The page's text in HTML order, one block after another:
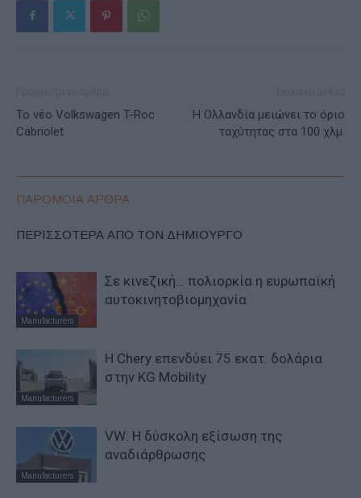
Το νέο Volkswagen T-Roc
Cabriolet
Η Ολλανδία μειώνει το όριο
ταχύτητας στα 100 χλμ.
ΠΑΡΟΜΟΙΑ ΑΡΘΡΑ
ΠΕΡΙΣΣΟΤΕΡΑ ΑΠΟ ΤΟΝ ΔΗΜΙΟΥΡΓΟ
Manufacturers
Σε κινεζική… πολιορκία η ευρωπαϊκή
αυτοκινητοβιομηχανία
Manufacturers
Η Chery επενδύει 75 εκατ. δολάρια
στην KG Mobility
Manufacturers
VW: Η δύσκολη εξίσωση της
αναδιάρθρωσης